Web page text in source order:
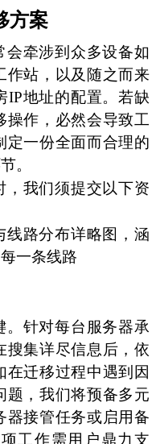
方案
牵涉到众多设备如
作站，以及随之而来
IP地址的配置。若缺
操作，必然会导致工
定一份全面而合理的
。
，我们须提交以下资
线路分布详略图，涵
一条线路
。针对每台服务器承
搜集详尽信息后，依
迁移过程中遇到因
题，我们将预备多元
器接管任务或启用备
工作需用户鼎力支